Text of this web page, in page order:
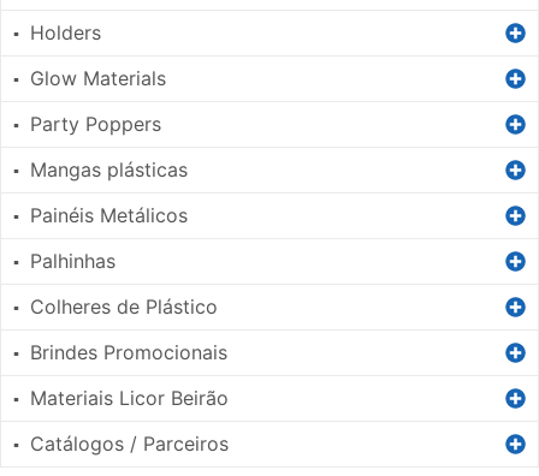
▪ Holders
▪ Glow Materials
▪ Party Poppers
▪ Mangas plásticas
▪ Painéis Metálicos
▪ Palhinhas
▪ Colheres de Plástico
▪ Brindes Promocionais
▪ Materiais Licor Beirão
▪ Catálogos / Parceiros